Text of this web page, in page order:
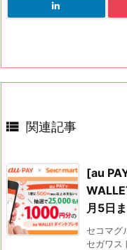
 関連記事
[au
月5日
セコマグ
セガワス